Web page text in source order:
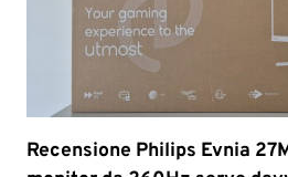
Recensione Philips Evnia